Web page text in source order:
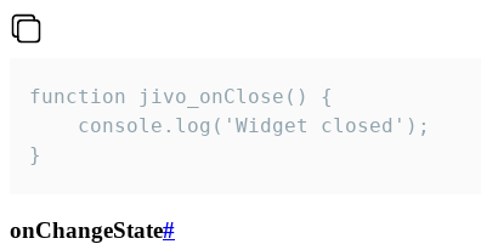
function jivo_onClose() {
    console.log('Widget closed');
}
onChangeState#